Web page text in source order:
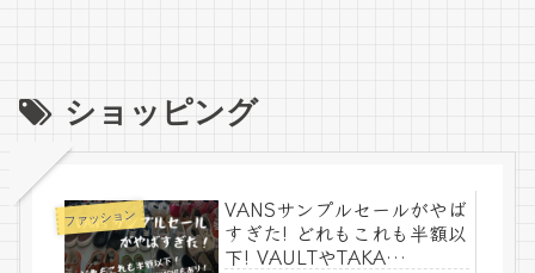
ショッピング
ファッション
VANSサンプルセールがやば
すぎた! どれもこれも半額以
下! VAULTやTAKA